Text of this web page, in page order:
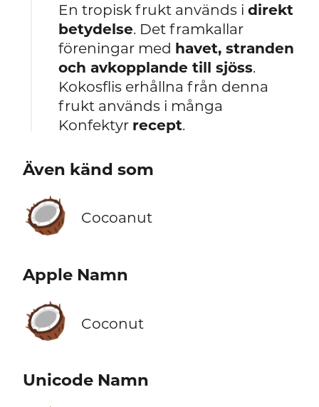
En tropisk frukt används idirekt
betydelse. Det framkallar
föreningar med havet, stranden
och avkopplande till sjöss.
Kokosflis erhållna från denna
frukt används i många
Konfektyr recept.
Även känd som
🥥 Cocoanut
Apple Namn
🥥 Coconut
Unicode Namn